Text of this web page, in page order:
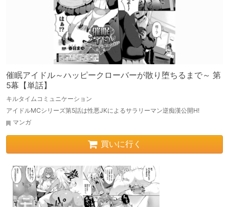
催眠アイドル～ハッピークローバーが散り堕ちるまで～ 第
5幕【単話】
キルタイムコミュニケーション
アイドルMCシリーズ第5話は性悪JKによるサラリーマン逆痴漢公開H!
マンガ
買いに行く